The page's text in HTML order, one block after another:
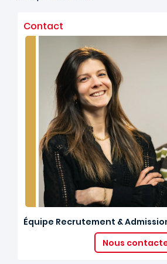
Contact
Équipe Recrutement &
Nous